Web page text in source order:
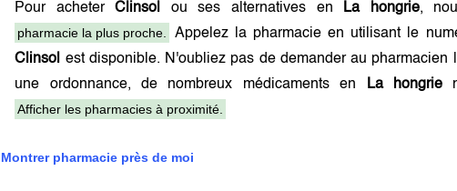
Pour acheterClinsol ou ses alternatives en La hongrie,
pharmacie la plus proche.
Appelez la pharmacie en utilisant le
Clinsol
est disponible. N'oubliez pas de demander au
une ordonnance, de nombreux médicaments en
La hongrie
Afficher les pharmacies à proximité.
Montrer pharmacie près de moi